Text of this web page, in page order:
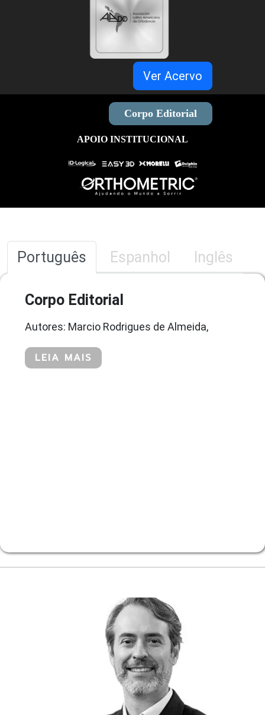
APOIO INSTITUCIONAL
Ver Acervo
Corpo Editorial
Português Espanhol Inglês
Corpo Editorial
Autores: Marcio Rodrigues de Almeida,
LEIA MAIS